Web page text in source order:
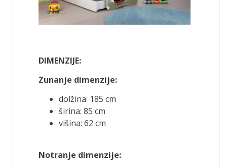
DIMENZIJE:
Zunanje dimenzije:
dolžina: 185 cm
širina: 85 cm
višina: 62 cm
Notranje dimenzije: